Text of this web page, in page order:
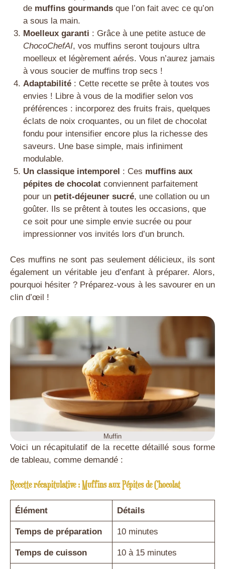
de muffins gourmandsque l’on fait avec ce qu’on
a sous la main.
Moelleux garanti : Grâce à une petite astuce de
ChocoChefAI, vos muffins seront toujours ultra
moelleux et légèrement aérés. Vous n’aurez jamais
à vous soucier de muffins trop secs !
Adaptabilité: Cette recette se prête à toutes vos
envies ! Libre à vous de la modifier selon vos
préférences : incorporez des fruits frais, quelques
éclats de noix croquantes, ou un filet de chocolat
fondu pour intensifier encore plus la richesse des
saveurs. Une base simple, mais infiniment
modulable.
Un classique intemporel : Ces muffins aux
pépites de chocolatconviennent parfaitement
pour un petit-déjeuner sucré, une collation ou un
goûter. Ils se prêtent à toutes les occasions, que
ce soit pour une simple envie sucrée ou pour
impressionner vos invités lors d’un brunch.
Ces muffins ne sont pas seulement délicieux, ils sont
également un véritable jeu d’enfant à préparer. Alors,
pourquoi hésiter ? Préparez-vous à les savourer en un
clin d’œil !
Muffin
Voici un récapitulatif de la recette détaillé sous forme
de tableau, comme demandé :
Recette récapitulative : Muffins aux Pépites de Chocolat
Élément Détails
Temps de préparation 10 minutes
Temps de cuisson 10 à 15 minutes